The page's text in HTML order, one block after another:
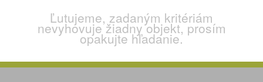
Ľutujeme, zadaným kritériám
nevyhovuje žiadny objekt, prosím
opakujte hľadanie.